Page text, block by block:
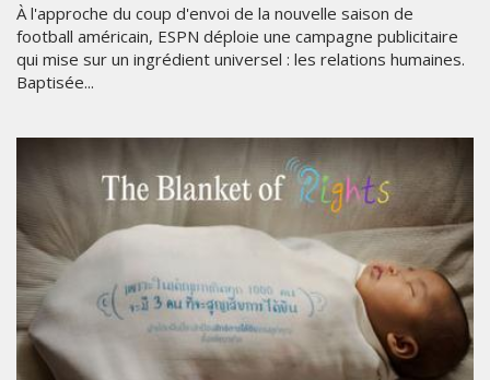
À l'approche du coup d'envoi de la nouvelle saison de
football américain, ESPN déploie une campagne publicitaire
qui mise sur un ingrédient universel : les relations humaines.
Baptisée...